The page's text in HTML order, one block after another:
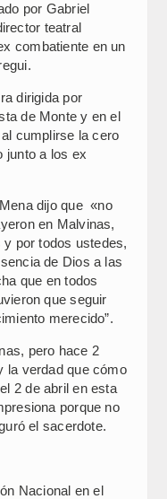
por Gabriel
teatral
combatiente en un
dirigida por
de Monte y en el
cumplirse la cero
junto a los ex
dijo que «no
en Malvinas,
por todos ustedes,
de Dios a las
que en todos
que seguir
merecido”.
pero hace 2
la verdad que cómo
2 de abril en esta
porque no
el sacerdote.
Nacional en el